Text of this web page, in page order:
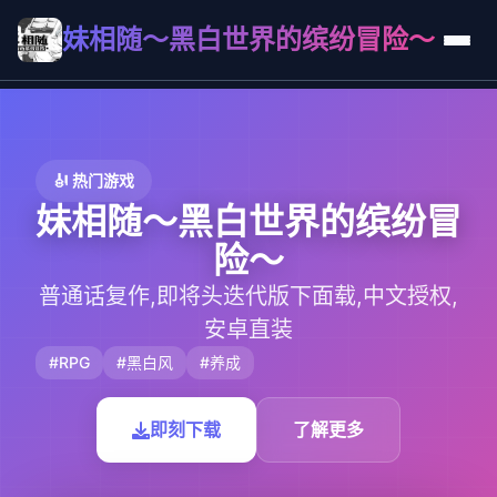
妹相随～黑白世界的缤纷冒险～
🎻 热门游戏
妹相随～黑白世界的缤纷冒
险～
普通话复作,即将头迭代版下面载,中文授权,
安卓直装
#RPG #黑白风 #养成
即刻下载 了解更多